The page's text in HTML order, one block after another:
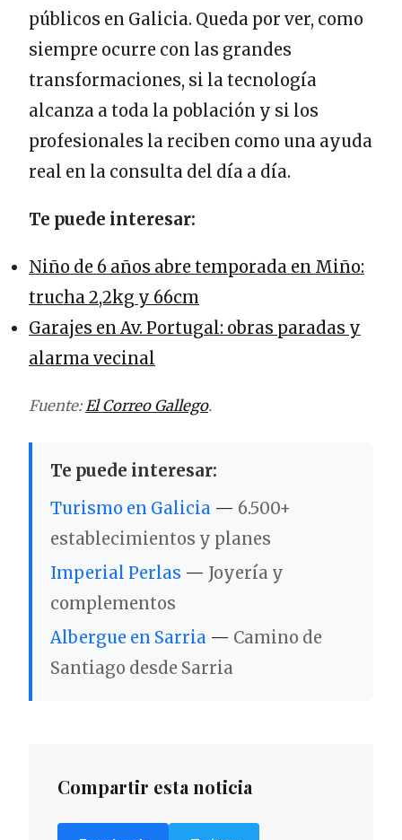
públicos en Galicia. Queda por ver, como
siempre ocurre con las grandes
transformaciones, si la tecnología
alcanza a toda la población y si los
profesionales la reciben como una ayuda
real en la consulta del día a día.
Te puede interesar:
Niño de 6 años abre temporada en Miño:
trucha 2,2kg y 66cm
Garajes en Av. Portugal: obras paradas y
alarma vecinal
Fuente:El Correo Gallego.
Te puede interesar:
Turismo en Galicia — 6.500+
establecimientos y planes
Imperial Perlas — Joyería y
complementos
Albergue en Sarria — Camino de
Santiago desde Sarria
Compartir esta noticia